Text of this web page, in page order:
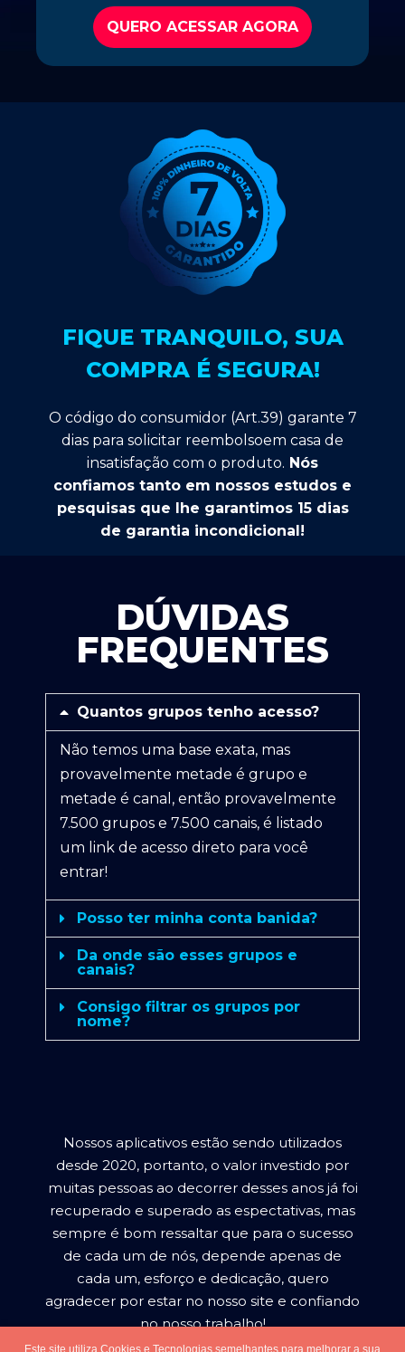
QUERO ACESSAR AGORA
FIQUE TRANQUILO, SUA
COMPRA É SEGURA!
O código do consumidor (Art.39) garante 7
dias para solicitar reembolsoem casa de
insatisfação com o produto. Nós
confiamos tanto em nossos estudos e
pesquisas que lhe garantimos 15 dias
de garantia incondicional!
DÚVIDAS
FREQUENTES
Quantos grupos tenho acesso?
Não temos uma base exata, mas
provavelmente metade é grupo e
metade é canal, então provavelmente
7.500 grupos e 7.500 canais, é listado
um link de acesso direto para você
entrar!
Posso ter minha conta banida?
Da onde são esses grupos e
canais?
Consigo filtrar os grupos por
nome?
Nossos aplicativos estão sendo utilizados
desde 2020, portanto, o valor investido por
muitas pessoas ao decorrer desses anos já foi
recuperado e superado as espectativas, mas
sempre é bom ressaltar que para o sucesso
de cada um de nós, depende apenas de
cada um, esforço e dedicação, quero
agradecer por estar no nosso site e confiando
no nosso trabalho!
Este site utiliza Cookies e Tecnologias semelhantes para melhorar a sua